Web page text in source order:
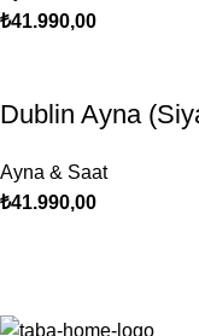
₺41.990,00
Dublin Ayna
Ayna & Saat
₺41.990,00